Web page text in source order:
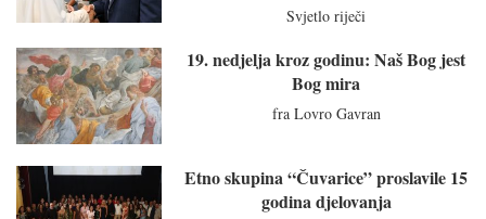
Svjetlo riječi
19. nedjelja kroz godinu: Naš Bog jest
Bog mira
fra Lovro Gavran
Etno skupina “Čuvarice” proslavile 15
godina djelovanja